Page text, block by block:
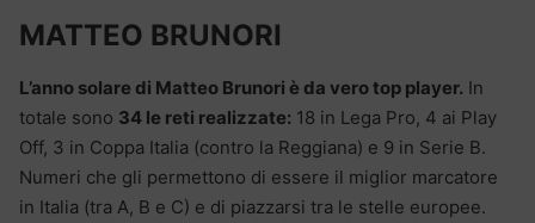
MATTEO BRUNORI
L’anno solare di Matteo Brunori è da vero top player. In
totale sono 34 le reti realizzate: 18 in Lega Pro, 4 ai Play
Off, 3 in Coppa Italia (contro la Reggiana) e 9 in Serie B.
Numeri che gli permettono di essere il miglior marcatore
in Italia (tra A, B e C) e di piazzarsi tra le stelle europee.